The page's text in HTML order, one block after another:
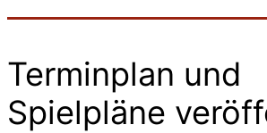
Terminplan und
Spielpläne